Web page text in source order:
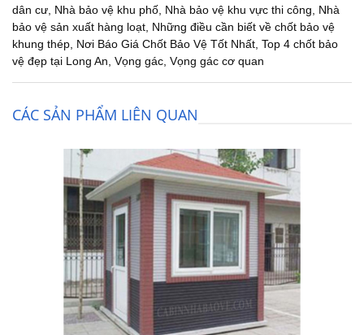
dân cư Nhà bảo vệ khu phố Nhà bảo vệ khu vực thi công
Nhà
bảo vệ sản xuất hàng loạt Những điều cần biết về chốt bảo vệ
khung thép Nơi Báo Giá Chốt Bảo Vệ Tốt Nhất Top 4 chốt bảo
vệ đẹp tại Long An Vọng gác Vọng gác cơ quan
CÁC SẢN PHẨM LIÊN QUAN